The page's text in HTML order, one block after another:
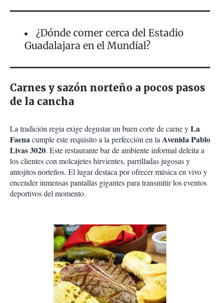
¿Dónde comer cerca del Estadio
Guadalajara en el Mundial?
Carnes y sazón norteño a pocos pasos
de la cancha
La tradición regia exige degustar un buen corte de carne yLa
Faenacumple este requisito a la perfección en laAvenida Pablo
Livas 3020. Este restaurante bar de ambiente informal deleita a
los clientes con molcajetes hirvientes, parrilladas jugosas y
antojitos norteños. El lugar destaca por ofrecer música en vivo y
encender inmensas pantallas gigantes para transmitir los eventos
deportivos del momento.